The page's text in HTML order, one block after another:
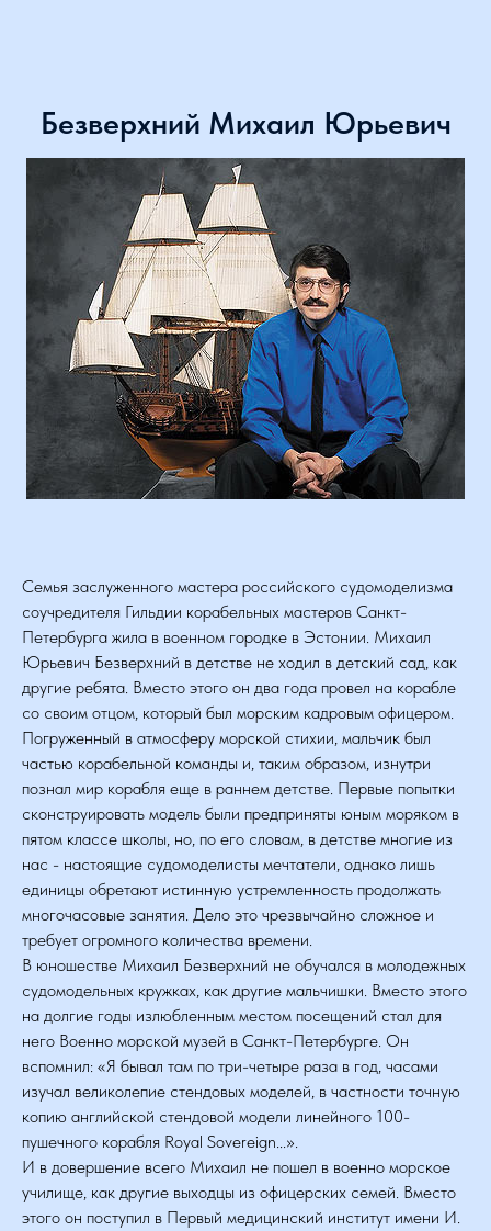
Безверхний Михаил Юрьевич
Семья заслуженного мастера российского судомоделизма
cоучредителя Гильдии корабельных мастеров Санкт-
Петербурга жила в военном городке в Эстонии. Михаил
Юрьевич Безверхний в детстве не ходил в детский сад, как
другие ребята. Вместо этого он два года провел на корабле
со своим отцом, который был морским кадровым офицером.
Погруженный в атмосферу морской стихии, мальчик был
частью корабельной команды и, таким образом, изнутри
познал мир корабля еще в раннем детстве. Первые попытки
сконструировать модель были предприняты юным моряком в
пятом классе школы, но, по его словам, в детстве многие из
нас - настоящие судомоделисты мечтатели, однако лишь
единицы обретают истинную устремленность продолжать
многочасовые занятия. Дело это чрезвычайно сложное и
требует огромного количества времени.
В юношестве Михаил Безверхний не обучался в молодежных
судомодельных кружках, как другие мальчишки. Вместо этого
на долгие годы излюбленным местом посещений стал для
него Военно морской музей в Санкт-Петербурге. Он
вспомнил: «Я бывал там по три-четыре раза в год, часами
изучал великолепие стендовых моделей, в частности точную
копию английской стендовой модели линейного 100-
пушечного корабля Royal Sovereign...».
И в довершение всего Михаил не пошел в военно морское
училище, как другие выходцы из офицерских семей. Вместо
этого он поступил в Первый медицинский институт имени И.